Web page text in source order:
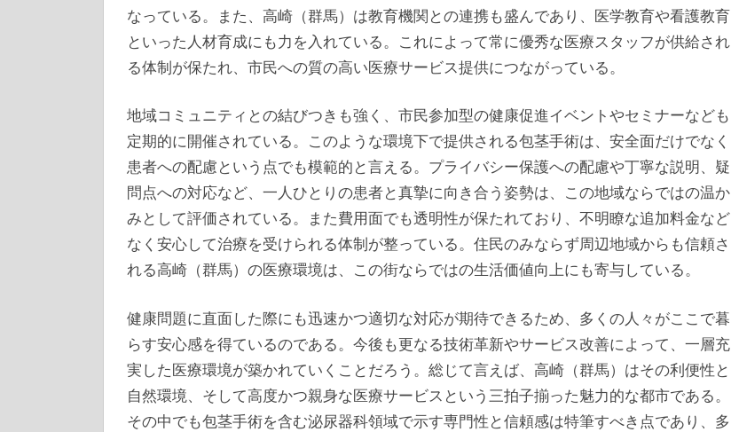
なっている。また、高崎（群馬）は教育機関との連携も盛んであり、医学教育や看護教育
といった人材育成にも力を入れている。これによって常に優秀な医療スタッフが供給され
る体制が保たれ、市民への質の高い医療サービス提供につながっている。
地域コミュニティとの結びつきも強く、市民参加型の健康促進イベントやセミナーなども
定期的に開催されている。このような環境下で提供される包茎手術は、安全面だけでなく
患者への配慮という点でも模範的と言える。プライバシー保護への配慮や丁寧な説明、疑
問点への対応など、一人ひとりの患者と真摯に向き合う姿勢は、この地域ならではの温か
みとして評価されている。また費用面でも透明性が保たれており、不明瞭な追加料金など
なく安心して治療を受けられる体制が整っている。住民のみならず周辺地域からも信頼さ
れる高崎（群馬）の医療環境は、この街ならではの生活価値向上にも寄与している。
健康問題に直面した際にも迅速かつ適切な対応が期待できるため、多くの人々がここで暮
らす安心感を得ているのである。今後も更なる技術革新やサービス改善によって、一層充
実した医療環境が築かれていくことだろう。総じて言えば、高崎（群馬）はその利便性と
自然環境、そして高度かつ親身な医療サービスという三拍子揃った魅力的な都市である。
その中でも包茎手術を含む泌尿器科領域で示す専門性と信頼感は特筆すべき点であり、多